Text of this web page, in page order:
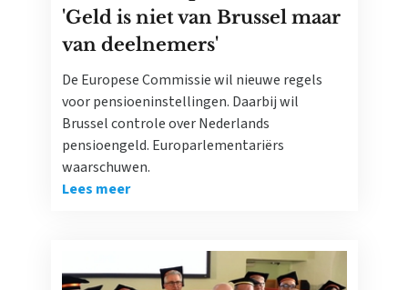
'Geld is niet van Brussel maar
van deelnemers'
De Europese Commissie wil nieuwe regels
voor pensioeninstellingen. Daarbij wil
Brussel controle over Nederlands
pensioengeld. Europarlementariërs
waarschuwen.
Lees meer